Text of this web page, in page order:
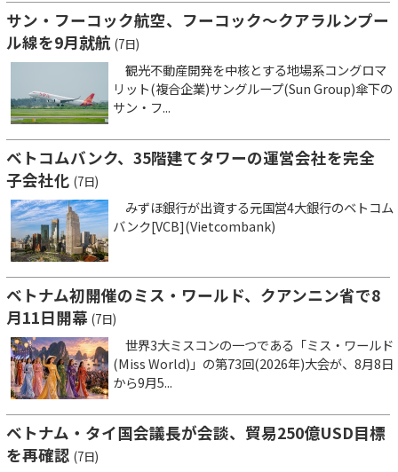
サン・フーコック航空、フーコック～クアラルンプー
ル線を9月就航 (7日)
観光不動産開発を中核とする地場系コングロマ
リット(複合企業)サングループ(Sun Group)傘下の
サン・フ...
ベトコムバンク、35階建てタワーの運営会社を完全
子会社化 (7日)
みずほ銀行が出資する元国営4大銀行のベトコム
バンク[VCB](Vietcombank)
ベトナム初開催のミス・ワールド、クアンニン省で8
月11日開幕 (7日)
世界3大ミスコンの一つである「ミス・ワールド
(Miss World)」の第73回(2026年)大会が、8月8日
から9月5...
ベトナム・タイ国会議長が会談、貿易250億USD目標
を再確認 (7日)